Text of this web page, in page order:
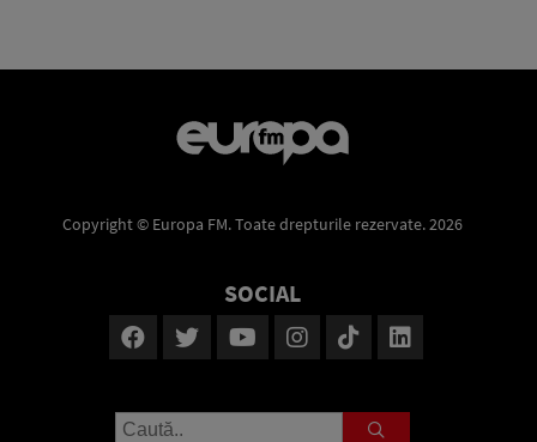
Copyright © Europa FM. Toate drepturile rezervate. 2026
SOCIAL